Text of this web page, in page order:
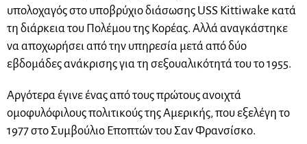
υπολοχαγός στο υποβρύχιο διάσωσης USS Kittiwake κατά
τη διάρκεια του Πολέμου της Κορέας. Αλλά αναγκάστηκε
να αποχωρήσει από την υπηρεσία μετά από δύο
εβδομάδες ανάκρισης για τη σεξουαλικότητά του το 1955.
Αργότερα έγινε ένας από τους πρώτους ανοιχτά
ομοφυλόφιλους πολιτικούς της Αμερικής, που εξελέγη το
1977 στο Συμβούλιο Εποπτών του Σαν Φρανσίσκο.